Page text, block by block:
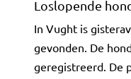
Loslopende
In Vught is
gevonden. De
geregistreerd. De